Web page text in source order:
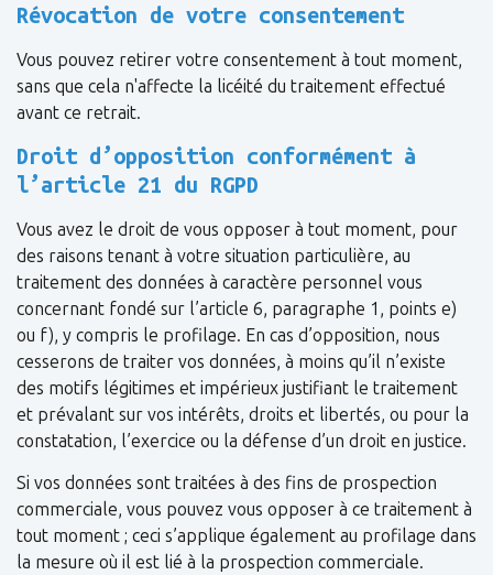
Révocation de votre consentement
Vous pouvez retirer votre consentement à tout moment,
sans que cela n'affecte la licéité du traitement effectué
avant ce retrait.
Droit d’opposition conformément à
l’article 21 du RGPD
Vous avez le droit de vous opposer à tout moment, pour
des raisons tenant à votre situation particulière, au
traitement des données à caractère personnel vous
concernant fondé sur l’article 6, paragraphe 1, points e)
ou f), y compris le profilage. En cas d’opposition, nous
cesserons de traiter vos données, à moins qu’il n’existe
des motifs légitimes et impérieux justifiant le traitement
et prévalant sur vos intérêts, droits et libertés, ou pour la
constatation, l’exercice ou la défense d’un droit en justice.
Si vos données sont traitées à des fins de prospection
commerciale, vous pouvez vous opposer à ce traitement à
tout moment ; ceci s’applique également au profilage dans
la mesure où il est lié à la prospection commerciale.